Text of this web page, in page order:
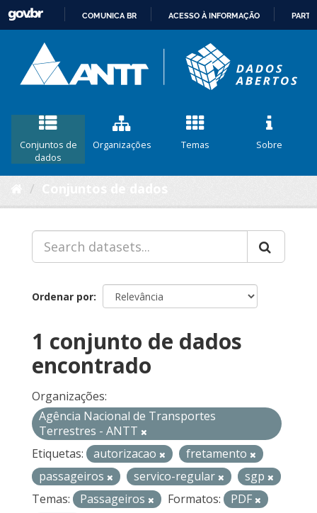
CONTEÚDO
COMUNICA BR ACESSO À INFORMAÇÃO
Conjuntos de
dados
Organizações Temas Sobre
Ordenar por
1 conjunto de dados
encontrado
Organizações:
Agência Nacional de Transportes
Terrestres - ANTT
Etiquetas:
autorizacao
fretamento
passageiros
servico-regular
sgp
Temas:
Passageiros Formatos:
PDF